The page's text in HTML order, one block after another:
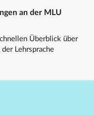
an der MLU
Überblick über
Lehrsprache